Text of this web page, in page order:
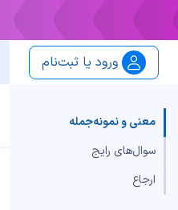
ورود یا ثبت‌نام
معنی و نمونه‌جمله
سوال‌های رایج
ارجاع